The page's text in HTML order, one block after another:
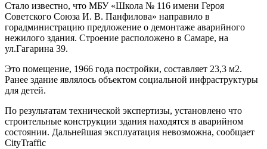
Стало известно, что МБУ «Школа № 116 имени Героя
Советского Союза И. В. Панфилова» направило в
горадминистрацию предложение о демонтаже аварийного
нежилого здания. Строение расположено в Самаре, на
ул.Гагарина 39.
Это помещение, 1966 года постройки, составляет 23,3 м2.
Ранее здание являлось объектом социальной инфраструктуры
для детей.
По результатам технической экспертизы, установлено что
строительные конструкции здания находятся в аварийном
состоянии. Дальнейшая эксплуатация невозможна, сообщает
CityTraffic